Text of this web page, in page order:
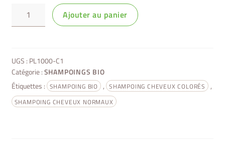
quantité
doux
certifié
bio
pour
cheveux
Ajouter au panier
UGS : PL1000-C1
Catégorie :SHAMPOINGS BIO
Étiquettes : SHAMPOING BIO , SHAMPOING CHEVEUX COLORÉS ,
SHAMPOING CHEVEUX NORMAUX